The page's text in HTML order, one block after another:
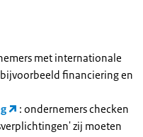
met internationale
financiering en
: ondernemers checken
zij moeten